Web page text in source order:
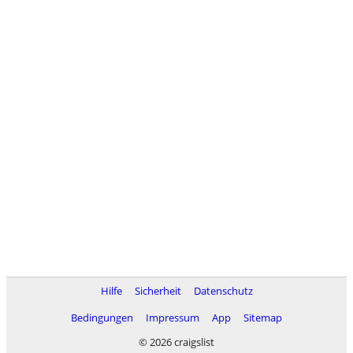
Hilfe Sicherheit
Datenschutz
Bedingungen
Impressum App
Sitemap
© 2026 craigslist